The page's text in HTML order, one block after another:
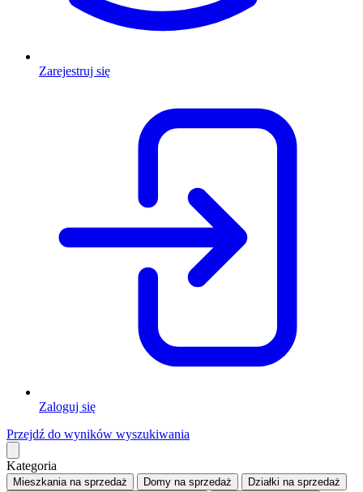
Zarejestruj się
Zaloguj się
Przejdź do wyników wyszukiwania
Kategoria
Mieszkaniana sprzedaż Domy na sprzedaż Działki na sprzedaż